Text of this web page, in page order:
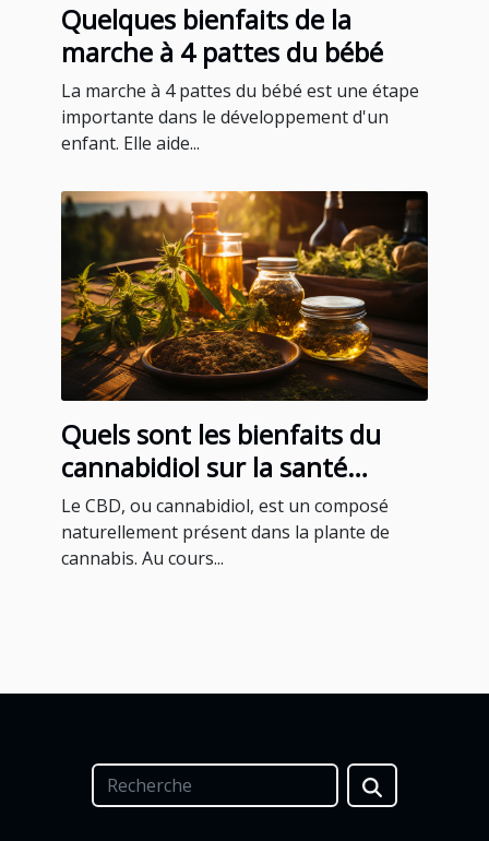
Quelques bienfaits de la
marche à 4 pattes du bébé
La marche à 4 pattes du bébé est une étape
importante dans le développement d'un
enfant. Elle aide...
Quels sont les bienfaits du
cannabidiol sur la santé
humaine ?
Le CBD, ou cannabidiol, est un composé
naturellement présent dans la plante de
cannabis. Au cours...